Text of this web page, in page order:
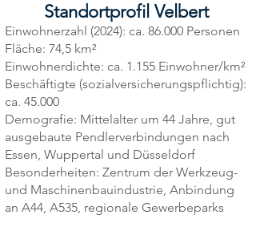
Standortprofil Velbert
Einwohnerzahl (2024): ca. 86.000 Personen
Fläche: 74,5 km²
Einwohnerdichte: ca. 1.155 Einwohner/km²
Beschäftigte (sozialversicherungspflichtig):
ca. 45.000
Demografie: Mittelalter um 44 Jahre, gut
ausgebaute Pendlerverbindungen nach
Essen, Wuppertal und Düsseldorf
Besonderheiten: Zentrum der Werkzeug-
und Maschinenbauindustrie, Anbindung
an A44, A535, regionale Gewerbeparks